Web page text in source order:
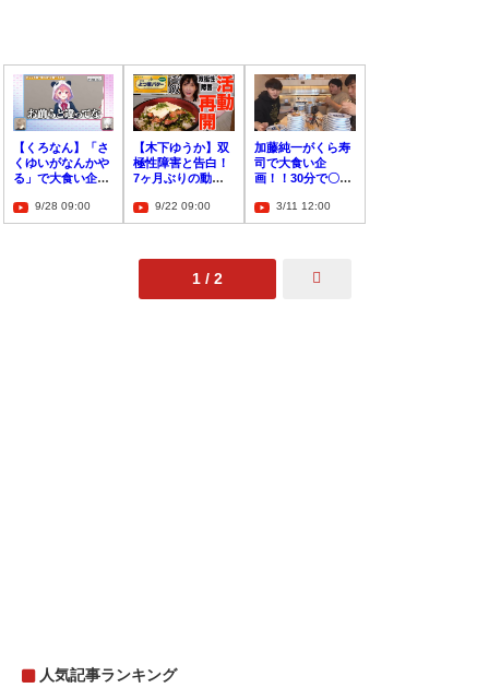
【くろなん】「さ
くゆいがなんかや
る」で大食い企
と指摘も9/28 09:00
【木下ゆうか】双
極性障害と告白！
7ヶ月ぶりの動画
明かす9/22 09:00
加藤純一がくら寿
司で大食い企
画！！30分で〇〇
か！？3/11 12:00
1 / 2
人気記事ランキング